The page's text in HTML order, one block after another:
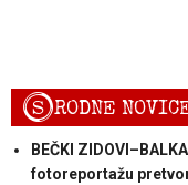
SRODNE
BEČKI
fotoreportažu